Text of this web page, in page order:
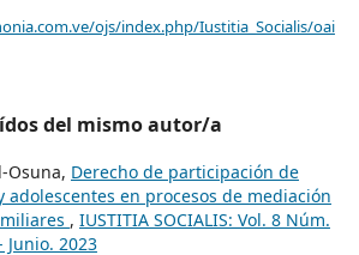
ojs/index.php/Iustitia_Socialis/oai
del mismo autor/a
Osuna, Derecho de participación de
adolescentes en procesos de mediación
, IUSTITIA SOCIALIS: Vol. 8 Núm.
Junio. 2023